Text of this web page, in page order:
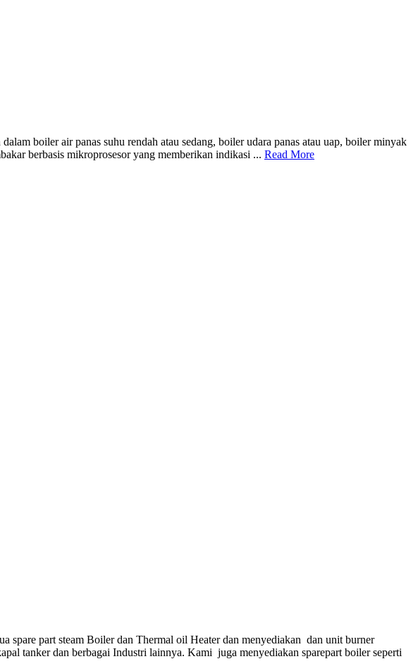
boiler air panas suhu rendah atau sedang, boiler udara panas atau uap, boiler minyak
berbasis mikroprosesor yang memberikan indikasi ... Read More
spare part steam Boiler dan Thermal oil Heater dan menyediakan dan unit burner
tanker dan berbagai Industri lainnya. Kami juga menyediakan sparepart boiler seperti